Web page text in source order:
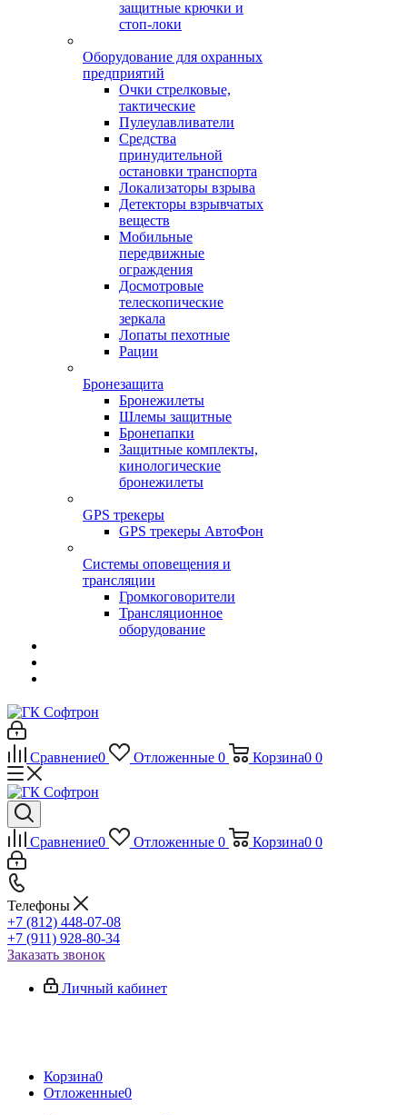
защитные крючки и
стоп-локи
Оборудование для охранных
предприятий
Очки стрелковые,
тактические
Пулеулавливатели
Средства
принудительной
остановки транспорта
Локализаторы взрыва
Детекторы взрывчатых
веществ
Мобильные
передвижные
ограждения
Досмотровые
телескопические
зеркала
Лопаты пехотные
Рации
Бронезащита
Бронежилеты
Шлемы защитные
Бронепапки
Защитные комплекты,
кинологические
бронежилеты
GPS трекеры
GPS трекеры АвтоФон
Системы оповещения и
трансляции
Громкоговорители
Трансляционное
оборудование
Сравнение0 Отложенные 0 Корзина0 0
Сравнение0 Отложенные 0 Корзина0 0
Телефоны
+7 (812) 448-07-08
+7 (911) 928-80-34
Заказать звонок
Личный кабинет
Корзина0
Отложенные0